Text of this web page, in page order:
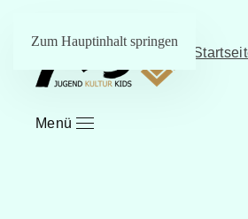
Zum Hauptinhalt springen
Menü